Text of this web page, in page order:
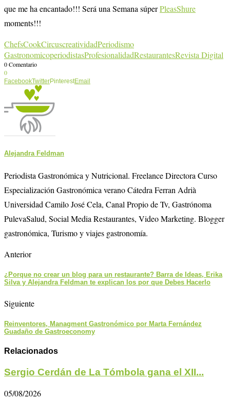
que me ha encantado!!! Será una Semana súperPleasShure
moments!!!
ChefsCookCircuscreatividadPeriodismo
GastronomicoperiodistasProfesionalidadRestaurantesRevista Digital
0 Comentario
0
FacebookTwitterPinterestEmail
Alejandra Feldman
Periodista Gastronómica y Nutricional. Freelance Directora Curso
Especialización Gastronómica verano Cátedra Ferran Adrià
Universidad Camilo José Cela, Canal Propio de Tv, Gastrónoma
PulevaSalud, Social Media Restaurantes, Video Marketing. Blogger
gastronómica, Turismo y viajes gastronomía.
Anterior
¿Porque no crear un blog para un restaurante? Barra de Ideas, Erika
Silva y Alejandra Feldman te explican los por que Debes Hacerlo
Siguiente
Reinventores, Managment Gastronómico por Marta Fernández
Guadaño de Gastroeconomy
Relacionados
Sergio Cerdán de La Tómbola gana el XII...
05/08/2026